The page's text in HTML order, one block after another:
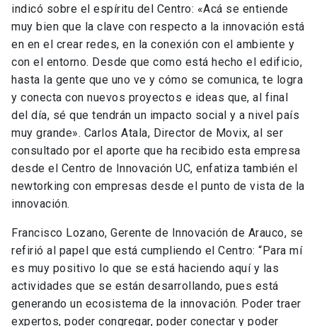
indicó sobre el espíritu del Centro: «Acá se entiende
muy bien que la clave con respecto a la innovación está
en en el crear redes, en la conexión con el ambiente y
con el entorno. Desde que como está hecho el edificio,
hasta la gente que uno ve y cómo se comunica, te logra
y conecta con nuevos proyectos e ideas que, al final
del día, sé que tendrán un impacto social y a nivel país
muy grande». Carlos Atala, Director de Movix, al ser
consultado por el aporte que ha recibido esta empresa
desde el Centro de Innovación UC, enfatiza también el
newtorking con empresas desde el punto de vista de la
innovación.
Francisco Lozano, Gerente de Innovación de Arauco, se
refirió al papel que está cumpliendo el Centro: “Para mí
es muy positivo lo que se está haciendo aquí y las
actividades que se están desarrollando, pues está
generando un ecosistema de la innovación. Poder traer
expertos, poder congregar, poder conectar y poder